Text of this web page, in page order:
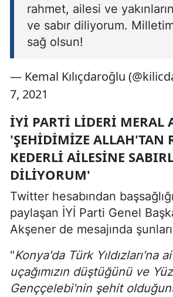
rahmet, ailesi ve
ve sabır diliyorum.
sağ olsun!
— Kemal Kılıçdaroğlu
7, 2021
İYİ PARTI LIDERI MERAL
'ŞEHIDIMIZE ALLAH'TAN
KEDERLI AILESINE
DILIYORUM'
Twitter hesabından
paylaşan İYİ Parti Genel
Akşener de mesajında
"Konya'da Türk Yıldızları'na
uçağımızın düştüğünü ve
Genççelebi'nin şehit